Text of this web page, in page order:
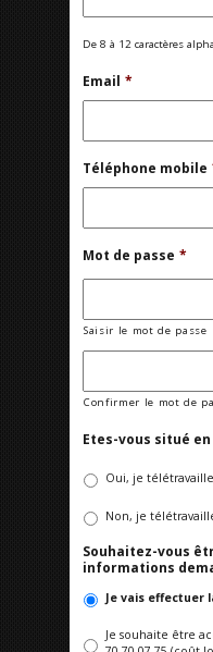
De 8 à 12 caractères
Email *
Téléphone mobile
Mot de passe *
Saisir le mot de passe
Confirmer le mot de
Etes-vous situé en
Oui, je
Non, je
Souhaitez-vous
informations
Je vais effectuer
Je souhaite être